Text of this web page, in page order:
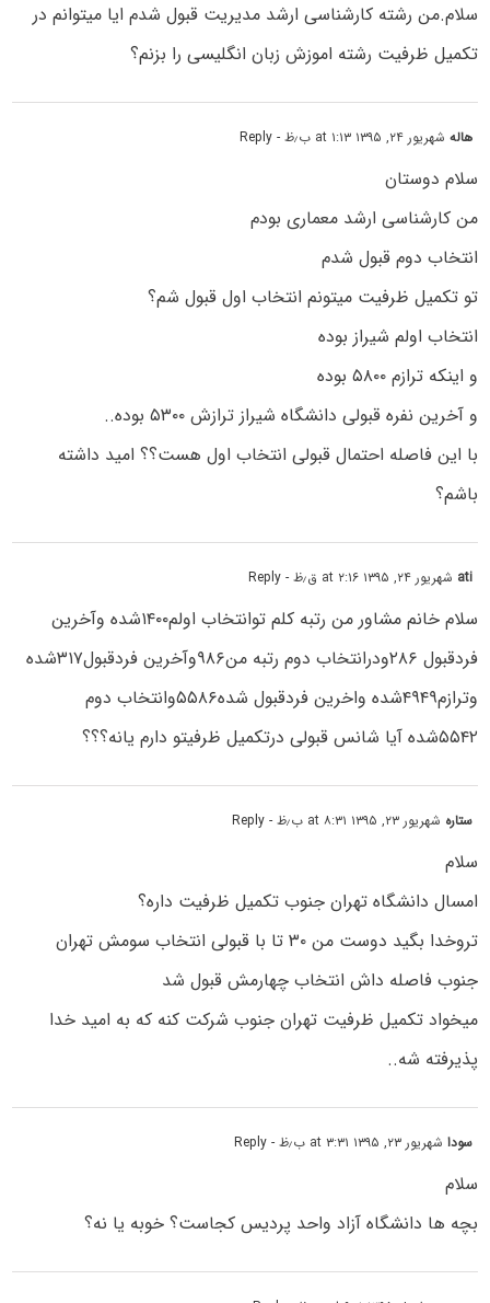
سلام.من رشته کارشناسی ارشد مدیریت قبول شدم ایا میتوانم در
تکمیل ظرفیت رشته اموزش زبان انگلیسی را بزنم؟
هالهشهریور ۲۴, ۱۳۹۵ at ۱:۱۳ ب٫ظ - Reply
سلام دوستان
من کارشناسی ارشد معماری بودم
انتخاب دوم قبول شدم
تو تکمیل ظرفیت میتونم انتخاب اول قبول شم؟
انتخاب اولم شیراز بوده
و اینکه ترازم ۵۸۰۰ بوده
و آخرین نفره قبولی دانشگاه شیراز ترازش ۵۳۰۰ بوده..
با این فاصله احتمال قبولی انتخاب اول هست؟؟ امید داشته
باشم؟
ati شهریور ۲۴, ۱۳۹۵ at ۲:۱۶ ق٫ظ - Reply
سلام خانم مشاور من رتبه کلم توانتخاب اولم۱۴۰۰شده وآخرین
فردقبول ۲۸۶ودرانتخاب دوم رتبه من۹۸۶وآخرین فردقبول۳۱۷شده
وترازم۴۹۴۹شده واخرین فردقبول شده۵۵۸۶وانتخاب دوم
۵۵۴۲شده آیا شانس قبولی درتکمیل ظرفیتو دارم یانه؟؟؟
ستاره شهریور ۲۳, ۱۳۹۵ at ۸:۳۱ ب٫ظ - Reply
سلام
امسال دانشگاه تهران جنوب تکمیل ظرفیت داره؟
تروخدا بگید دوست من ۳۰ تا با قبولى انتخاب سومش تهران
جنوب فاصله داش انتخاب چهارمش قبول شد
میخواد تکمیل ظرفیت تهران جنوب شرکت کنه که به امید خدا
پذیرفته شه..
سوداشهریور ۲۳, ۱۳۹۵ at ۳:۳۱ ب٫ظ - Reply
سلام
بچه ها دانشگاه آزاد واحد پردیس کجاست؟ خوبه یا نه؟